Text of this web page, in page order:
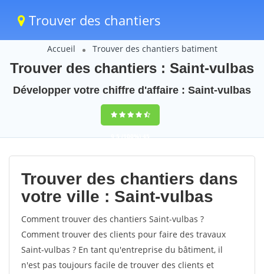
Trouver des chantiers
Accueil Trouver des chantiers batiment
Trouver des chantiers : Saint-vulbas
Développer votre chiffre d'affaire : Saint-vulbas
9,5(100%)45
votes
Trouver des chantiers dans
votre ville : Saint-vulbas
Comment trouver des chantiers Saint-vulbas ?
Comment trouver des clients pour faire des travaux
Saint-vulbas ? En tant qu'entreprise du bâtiment, il
n'est pas toujours facile de trouver des clients et